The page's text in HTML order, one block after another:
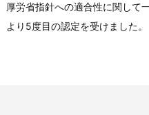
厚労省指針への適合性に関して
より5度目の認定を受けました。